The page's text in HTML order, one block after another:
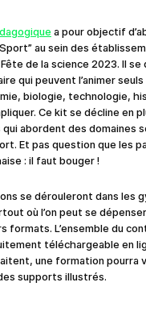
a pour objectif
au sein des
de la science 2023. Il se
qui peuvent l’animer seuls
biologie, technologie,
Ce kit se décline en
abordent des domaines
Et pas question que les
: il faut bouger !
se dérouleront dans les
où l’on peut se
formats. L’ensemble du
téléchargeable en
une formation pourra
supports illustrés.